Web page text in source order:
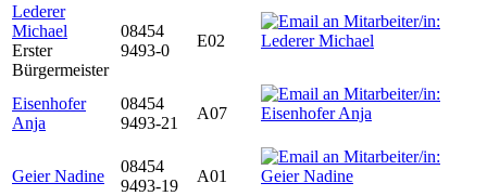
Lederer
Michael
Erster
Bürgermeister
08454
9493-0
E02
Eisenhofer
Anja
08454
9493-21
A07
Geier Nadine
08454
9493-19
A01